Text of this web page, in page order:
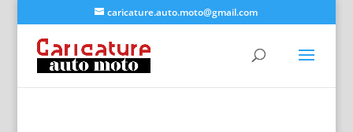
caricature.auto.moto@gmail.com